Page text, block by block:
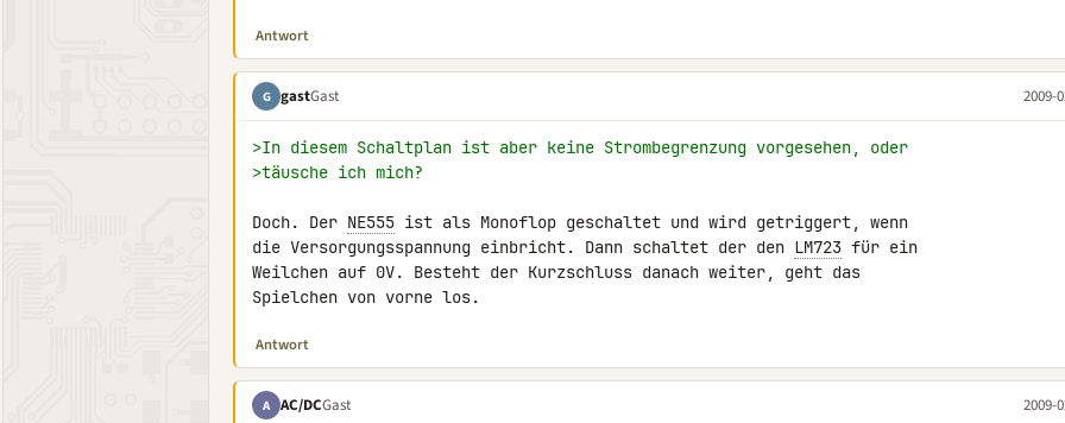
Antwort
G gastGast 2009-
>In diesem Schaltplan ist aber keine Strombegrenzung vorgesehen, oder
>täusche ich mich?
Doch. Der NE555 ist als Monoflop geschaltet und wird getriggert, wenn
die Versorgungsspannung einbricht. Dann schaltet der den LM723 für ein
Weilchen auf 0V. Besteht der Kurzschluss danach weiter, geht das
Spielchen von vorne los.
Antwort
A AC/DCGast 2009-